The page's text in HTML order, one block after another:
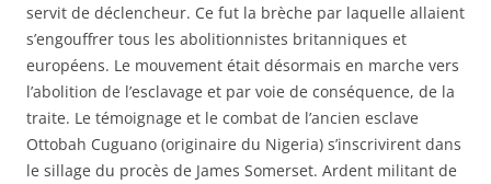
servit de déclencheur. Ce fut la brèche par laquelle allaient
s’engouffrer tous les abolitionnistes britanniques et
européens. Le mouvement était désormais en marche vers
l’abolition de l’esclavage et par voie de conséquence, de la
traite. Le témoignage et le combat de l’ancien esclave
Ottobah Cuguano (originaire du Nigeria) s’inscrivirent dans
le sillage du procès de James Somerset. Ardent militant de